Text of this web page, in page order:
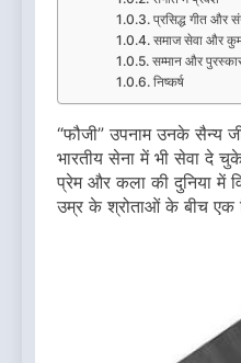
प्रसिद्ध गीत और
समाज सेवा और
सम्मान और
निष्कर्ष
“फौजी” उपनाम उनके सैन्य
भारतीय सेना में भी सेवा दे
प्रेम और कला की दुनिया में
उम्र के श्रोताओं के बीच एक